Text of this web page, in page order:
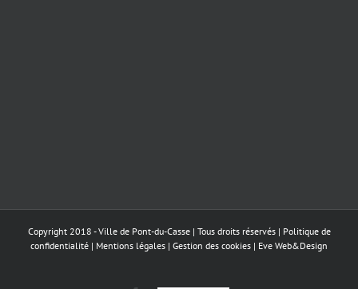
Copyright 2018 - Ville de Pont-du-Casse | Tous droits réservés | Politique de
confidentialité | Mentions légales | Gestion des cookies | Eve Web&Design